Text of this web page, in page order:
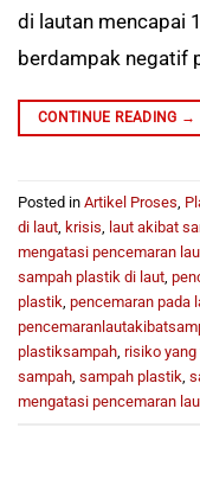
di lautan mencapai
berdampak negatif
CONTINUE READING →
Posted in Artikel Proses
di laut krisis laut akibat
mengatasi pencemaran
sampah plastik di laut
plastik pencemaran pada
plastiksampah risiko
sampah sampah plastik
mengatasi pencemaran